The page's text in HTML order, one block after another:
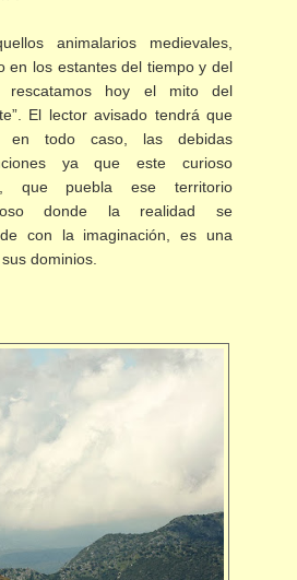
animalarios medievales,
en los estantes del tiempo y del
rescatamos hoy el mito del
El lector avisado tendrá que
en todo caso, las debidas
ya que este curioso
que puebla ese territorio
donde la realidad se
con la imaginación, es una
dominios.